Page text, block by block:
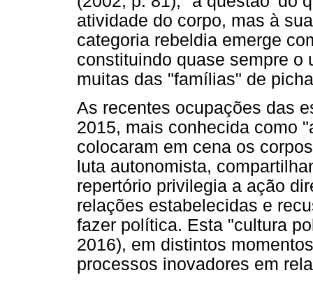
atividade do corpo, mas à
categoria rebeldia emerge
constituindo quase sempre
muitas das "famílias" de
As recentes ocupações das
2015, mais conhecida como
colocaram em cena os
luta autonomista,
repertório privilegia a ação
relações estabelecidas e
fazer política. Esta "cultura
2016), em distintos
processos inovadores em